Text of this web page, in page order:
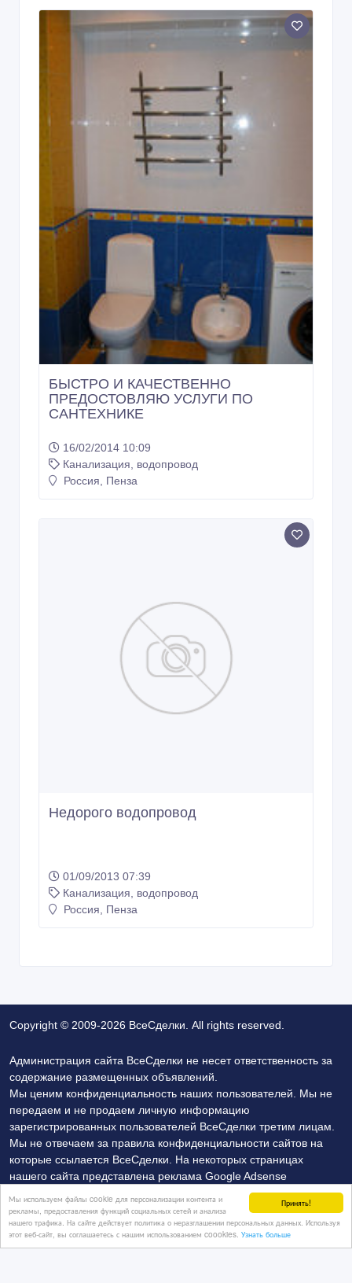
Принять!
Мы используем файлы cookie для персонализации контента и
рекламы, предоставления функций социальных сетей и анализа
нашего трафика. На сайте действует политика о неразглашении персональных данных. Используя
этот веб-сайт, вы соглашаетесь с нашим использованием coookies. Узнать больше
БЫСТРО И КАЧЕСТВЕННО
ПРЕДОСТОВЛЯЮ УСЛУГИ ПО
САНТЕХНИКЕ
16/02/2014 10:09
Канализация, водопровод
Россия, Пенза
Недорого водопровод
01/09/2013 07:39
Канализация, водопровод
Россия, Пенза
Copyright © 2009-2026 ВсеСделки. All rights reserved.
Администрация сайта ВсеСделки не несет ответственность за
содержание размещенных объявлений.
Мы ценим конфиденциальность наших пользователей. Мы не
передаем и не продаем личную информацию
зарегистрированных пользователей ВсеСделки третим лицам.
Мы не отвечаем за правила конфиденциальности сайтов на
которые ссылается ВсеСделки. На некоторых страницах
нашего сайта представлена реклама Google Adsense
Advertising Network. Чтобы узнать подробней о правилах
конфиденциальности Googleнажмите тут.